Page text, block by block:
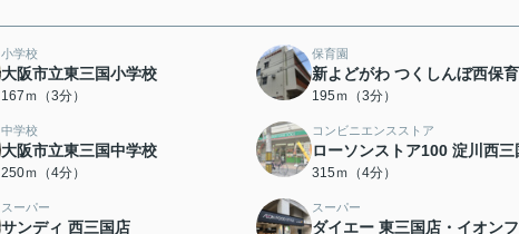
小学校
大阪市立東三国小学校
167ｍ（3分）
保育園
新よどがわ つくしんぼ西保
195ｍ（3分）
中学校
大阪市立東三国中学校
250ｍ（4分）
コンビニエンスストア
ローソンストア100 淀川西三
315ｍ（4分）
スーパー
サンディ 西三国店
スーパー
ダイエー 東三国店・イオン